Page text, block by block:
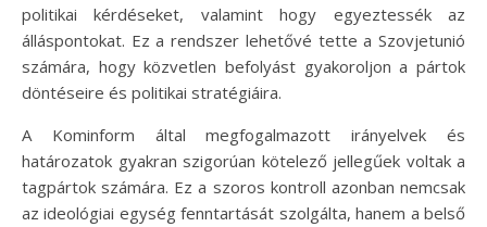
politikai kérdéseket, valamint hogy egyeztessék az
álláspontokat. Ez a rendszer lehetővé tette a Szovjetunió
számára, hogy közvetlen befolyást gyakoroljon a pártok
döntéseire és politikai stratégiáira.
A Kominform által megfogalmazott irányelvek és
határozatok gyakran szigorúan kötelező jellegűek voltak a
tagpártok számára. Ez a szoros kontroll azonban nemcsak
az ideológiai egység fenntartását szolgálta, hanem a belső